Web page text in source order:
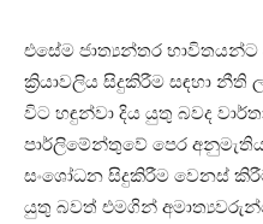
එසේම ජාත්‍යන්තර භාවිතයන්ට
ක්‍රියාවලිය සිදුකිරීම සඳහා
විට හඳුන්වා දිය යුතු බවද
පාර්ලිමේන්තුවේ පෙර
සංශෝධන සිදුකිරීම වෙනස්
යුතු බවත් එමගින්